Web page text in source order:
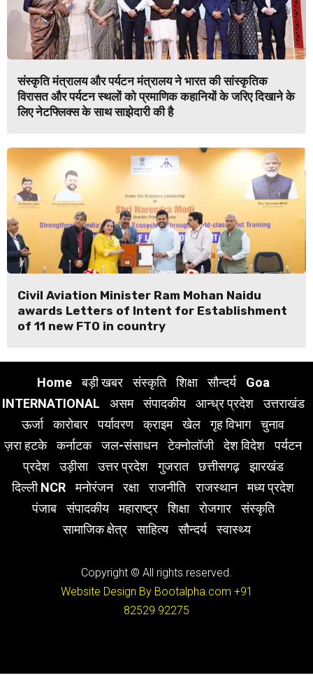
संस्कृति मंत्रालय और पर्यटन मंत्रालय ने भारत की सांस्कृतिक
विरासत और पर्यटन स्थलों को प्रमाणिक कहानियों के जरिए दिखाने के
लिए नेटफ्लिक्स के साथ साझेदारी की है
Civil Aviation Minister Ram Mohan Naidu
awards Letters of Intent for Establishment
of 11 new FTO in country
Home बड़ी खबर संस्कृति शिक्षा सौन्दर्य
Goa
INTERNATIONAL
असम संपादकीय आन्ध्र प्रदेश
उत्तराखंड
ऊर्जा
कारोबार पर्यावरण क्राइम खेल गृह विभाग
चुनाव
ज़रा हटके
कर्नाटक जल-संसाधन टेक्नोलॉजी देश विदेश
पर्यटन
प्रदेश
उड़ीसा उत्तर प्रदेश गुजरात छत्तीसगढ़
झारखंड
दिल्ली NCR
मनोरंजन रक्षा राजनीति राजस्थान
मध्य प्रदेश
पंजाब
संपादकीय महाराष्ट्र शिक्षा रोजगार
संस्कृति
सामाजिक क्षेत्र
साहित्य सौन्दर्य स्वास्थ्य
Copyright © All rights reserved.
Website Design By Bootalpha.com +91
82529 92275